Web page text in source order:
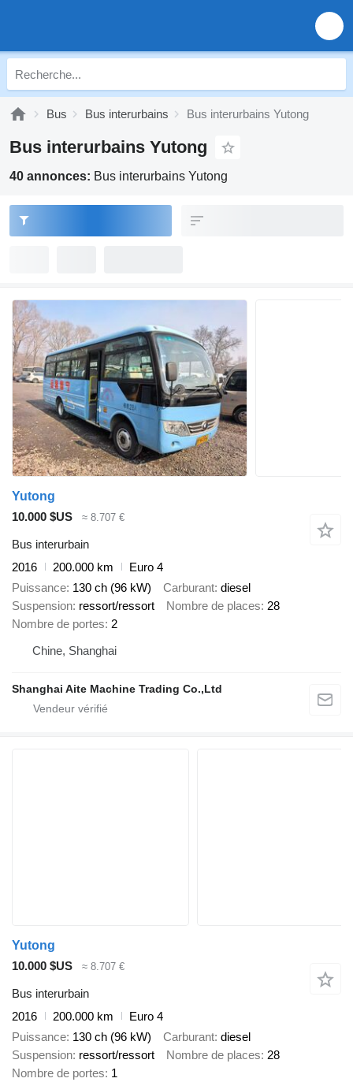
Bus Bus interurbains Bus interurbains Yutong
Bus interurbains Yutong
40 annonces: Bus interurbains Yutong
Yutong
10.000 $US
≈ 8.707 €
Bus interurbain
2016
200.000 km
Euro 4
Puissance 130 ch (96 kW) Carburant diesel
Suspension ressort/ressort Nombre de places 28
Nombre de portes 2
Chine, Shanghai
Shanghai Aite Machine Trading Co.,Ltd
Yutong
10.000 $US
≈ 8.707 €
Bus interurbain
2016
200.000 km
Euro 4
Puissance 130 ch (96 kW) Carburant diesel
Suspension ressort/ressort Nombre de places 28
Nombre de portes 1